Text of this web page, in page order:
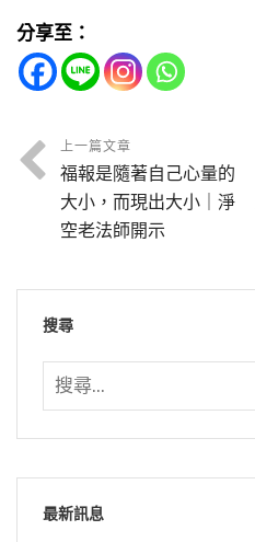
們身體沒有了，但是那個
們現在什麼字？就是阿彌
了。你念念念，跟阿彌
節錄自：無量壽經選講—
世的家屬。他墮在惡道，
是誦經、念佛給他迴向，
集）
直接轉成佛念，把凡夫的
勢至菩薩教我們「淨念相
開」，淨念就是你用心地
節錄自：千手千眼觀世音
心陀羅尼經（第二十集）
智慧多高，能夠比文殊、
嗎？彌勒菩薩，他們都是
佛法門。他們接近成佛就
發願往生西方淨土？成
的。
節錄自：金剛經講義節要
念佛，他就是這樣修。身
苦，穿的是補，吃得很簡
他的表法就是代表修苦
是吃得很好，但是做的
也非常重要，念了九十
年紀這麼大了，爬樹萬
人家叫他，師父，天黑了
有事情，我還在念佛。
勸他，天晚了，不要再
果第二天他就往生了，往
也真能夠明瞭接受，真能
以往生，但是品位比較低
念，就是怕平常念佛功夫
去，爬得氣喘如牛一直
推一把，他就上去了，
當然你自己有能力爬上
常你還沒有生病的時候
沒有人助念，對你往生也
有把握往生淨土。
節錄自：淨土集（第六集
睡夢中有時候有惡鬼、惡
到佛菩薩，作夢都是吉祥
你的精氣。因為一個人若
氣會被吸走，奪他的精
鬼神、惡鬼不敢靠近，
節錄自：大勢至菩薩念佛
集）
我們現在在這個環境，
每天在退步，就是說物
道德倫理的觀念一直墮落
這個時代，有道德觀念
了功利，追求享受，不
換句話說，我們現在人
多，外界的引誘，外面誘
就是你的身心感到很沉
事情，心裡也一直起煩
穩定，智慧被覆蓋住不
麼事情都不順利，或是
過來怨歎你、怨恨你，這
了。有時候念佛念得很整
分享至：
上一篇文章
福報是隨著自己心量的
大小，而現出大小｜淨
空老法師開示
搜尋
最新訊息